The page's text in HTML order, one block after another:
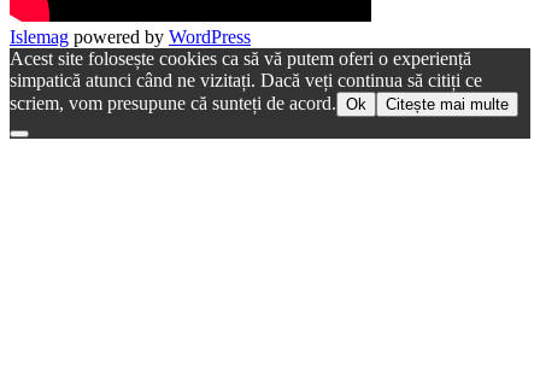
Islemag powered by WordPress
Acest site folosește cookies ca să vă putem oferi o experiență
simpatică atunci când ne vizitați. Dacă veți continua să citiți ce
scriem, vom presupune că sunteți de acord. Ok Citește mai multe